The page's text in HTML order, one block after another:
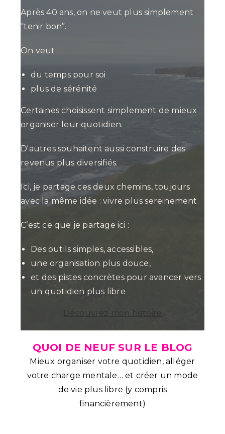
Après 40 ans, on ne veut plus simplement
“tenir bon”.
On veut :
du temps pour soi
plus de sérénité
Certaines choisissent simplement de mieux
organiser leur quotidien.
D'autres souhaitent aussi construire des
revenus plus diversifiés.
Ici, je partage ces deux chemins, toujours
avec la même idée : vivre plus sereinement.
C’est ce que je partage ici :
Des outils simples, accessibles,
une organisation plus douce,
et des pistes concrètes pour avancer vers
un quotidien plus libre
Découvrez mon histoire
QUOI DE NEUF SUR LE BLOG
Mieux organiser votre quotidien, alléger
votre charge mentale… et créer un mode
de vie plus libre (y compris
financièrement)